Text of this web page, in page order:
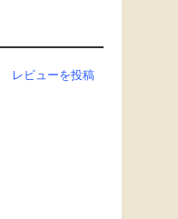
レビューを投稿